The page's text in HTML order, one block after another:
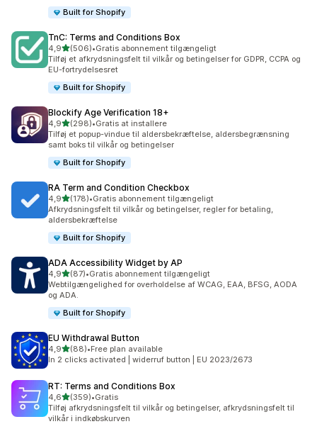
Built for Shopify
TnC: Terms and Conditions Box
4,9ud af 5 stjerner
(506)
506 anmeldelser i alt
•Gratis abonnement tilgængeligt
Tilføj et afkrydsningsfelt til vilkår og betingelser for GDPR, CCPA og
EU-fortrydelsesret
Built for Shopify
Blockify Age Verification 18+
4,9ud af 5 stjerner
(298)
298 anmeldelser i alt
•Gratis at installere
Tilføj et popup-vindue til aldersbekræftelse, aldersbegrænsning
samt boks til vilkår og betingelser
Built for Shopify
RA Term and Condition Checkbox
4,9ud af 5 stjerner
(178)
178 anmeldelser i alt
•Gratis abonnement tilgængeligt
Afkrydsningsfelt til vilkår og betingelser, regler for betaling,
aldersbekræftelse
Built for Shopify
ADA Accessibility Widget by AP
4,9ud af 5 stjerner
(87)
87 anmeldelser i alt
•Gratis abonnement tilgængeligt
Webtilgængelighed for overholdelse af WCAG, EAA, BFSG, AODA
og ADA.
Built for Shopify
EU Withdrawal Button
4,9ud af 5 stjerner
(88)
88 anmeldelser i alt
•Free plan available
In 2 clicks activated | widerruf button | EU 2023/2673
RT: Terms and Conditions Box
4,6ud af 5 stjerner
(359)
359 anmeldelser i alt
•Gratis
Tilføj afkrydsningsfelt til vilkår og betingelser, afkrydsningsfelt til
vilkår i indkøbskurven